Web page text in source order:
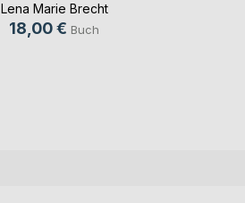
Lena Marie Brecht
18,00 € Buch